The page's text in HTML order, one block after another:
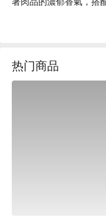
佛讓人置身於一場奢華
以及手切日本和牛，成
這些精選食材不僅增添
热门商品